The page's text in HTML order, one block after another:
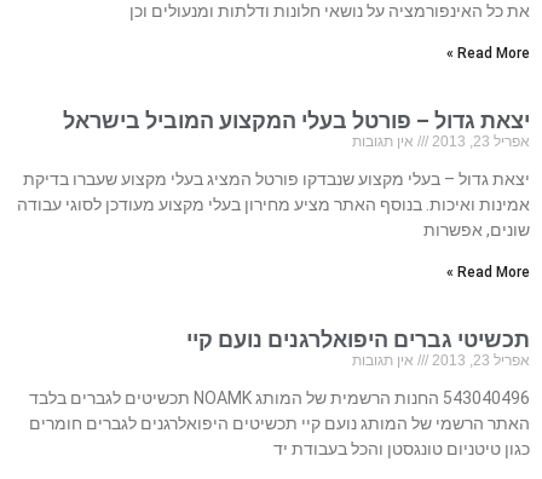
את כל האינפורמציה על נושאי חלונות ודלתות ומנעולים וכן
Read More »
יצאת גדול – פורטל בעלי המקצוע המוביל בישראל
אפריל 23, 2013 אין תגובות
יצאת גדול – בעלי מקצוע שנבדקו פורטל המציג בעלי מקצוע שעברו בדיקת
אמינות ואיכות. בנוסף האתר מציע מחירון בעלי מקצוע מעודכן לסוגי עבודה
שונים, אפשרות
Read More »
תכשיטי גברים היפואלרגנים נועם קיי
אפריל 23, 2013 אין תגובות
543040496 החנות הרשמית של המותג NOAMK תכשיטים לגברים בלבד
האתר הרשמי של המותג נועם קיי תכשיטים היפואלרגנים לגברים חומרים
כגון טיטניום טונגסטן והכל בעבודת יד